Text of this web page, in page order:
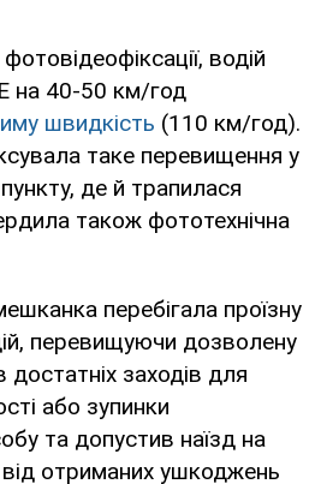
водій
на 40-50 км/год
швидкість (110 км/год).
таке перевищення у
де й трапилася
також фототехнічна
перебігала проїзну
перевищуючи дозволену
заходів для
або зупинки
та допустив наїзд на
від отриманих ушкоджень